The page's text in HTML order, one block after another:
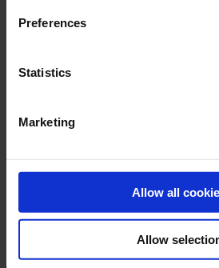
Preferences
Statistics
Marketing
Allow all
Allow
Material: